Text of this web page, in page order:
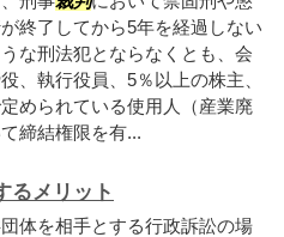
終了してから5年を経過しない
な刑法犯とならなくとも、会
、執行役員、5％以上の株主、
められている使用人（産業廃
締結権限を有...
るメリット
体を相手とする行政訴訟の場